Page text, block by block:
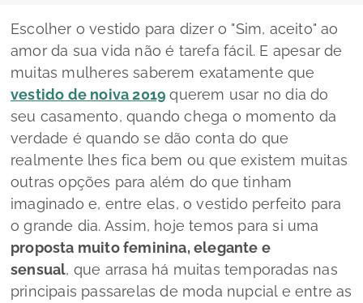
Escolher o vestido para dizer o "Sim, aceito" ao
amor da sua vida não é tarefa fácil. E apesar de
muitas mulheres saberem exatamente que
vestido de noiva 2019 querem usar no dia do
seu casamento, quando chega o momento da
verdade é quando se dão conta do que
realmente lhes fica bem ou que existem muitas
outras opções para além do que tinham
imaginado e, entre elas, o vestido perfeito para
o grande dia. Assim, hoje temos para si uma
proposta muito feminina, elegante e
sensual, que arrasa há muitas temporadas nas
principais passarelas de moda nupcial e entre as